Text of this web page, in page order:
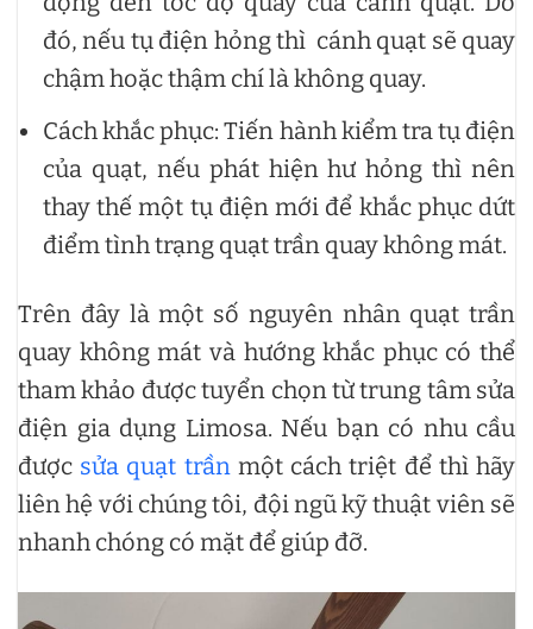
đó, nếu tụ điện hỏng thì cánh quạt sẽ quay
chậm hoặc thậm chí là không quay.
Cách khắc phục: Tiến hành kiểm tra tụ điện
của quạt, nếu phát hiện hư hỏng thì nên
thay thế một tụ điện mới để khắc phục dứt
điểm tình trạng quạt trần quay không mát.
Trên đây là một số nguyên nhân quạt trần
quay không mát và hướng khắc phục có thể
tham khảo được tuyển chọn từ trung tâm sửa
điện gia dụng Limosa. Nếu bạn có nhu cầu
được sửa quạt trần một cách triệt để thì hãy
liên hệ với chúng tôi, đội ngũ kỹ thuật viên sẽ
nhanh chóng có mặt để giúp đỡ.